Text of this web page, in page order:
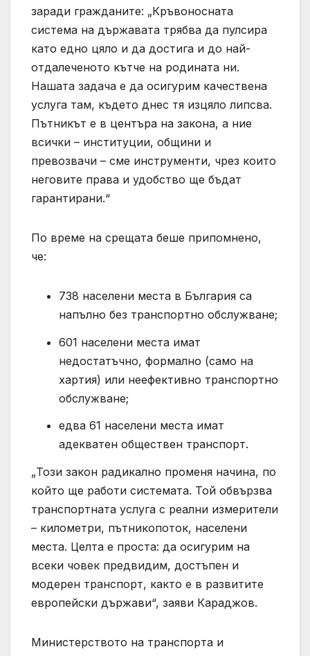
заради гражданите: „Кръвоносната
система на държавата трябва да пулсира
като едно цяло и да достига и до най-
отдалеченото кътче на родината ни.
Нашата задача е да осигурим качествена
услуга там, където днес тя изцяло липсва.
Пътникът е в центъра на закона, а ние
всички – институции, общини и
превозвачи – сме инструменти, чрез които
неговите права и удобство ще бъдат
гарантирани.“
По време на срещата беше припомнено,
че:
738 населени места в България са
напълно без транспортно обслужване;
601 населени места имат
недостатъчно, формално (само на
хартия) или неефективно транспортно
обслужване;
едва 61 населени места имат
адекватен обществен транспорт.
„Този закон радикално променя начина, по
който ще работи системата. Той обвързва
транспортната услуга с реални измерители
– километри, пътникопоток, населени
места. Целта е проста: да осигурим на
всеки човек предвидим, достъпен и
модерен транспорт, както е в развитите
европейски държави“, заяви Караджов.
Министерството на транспорта и